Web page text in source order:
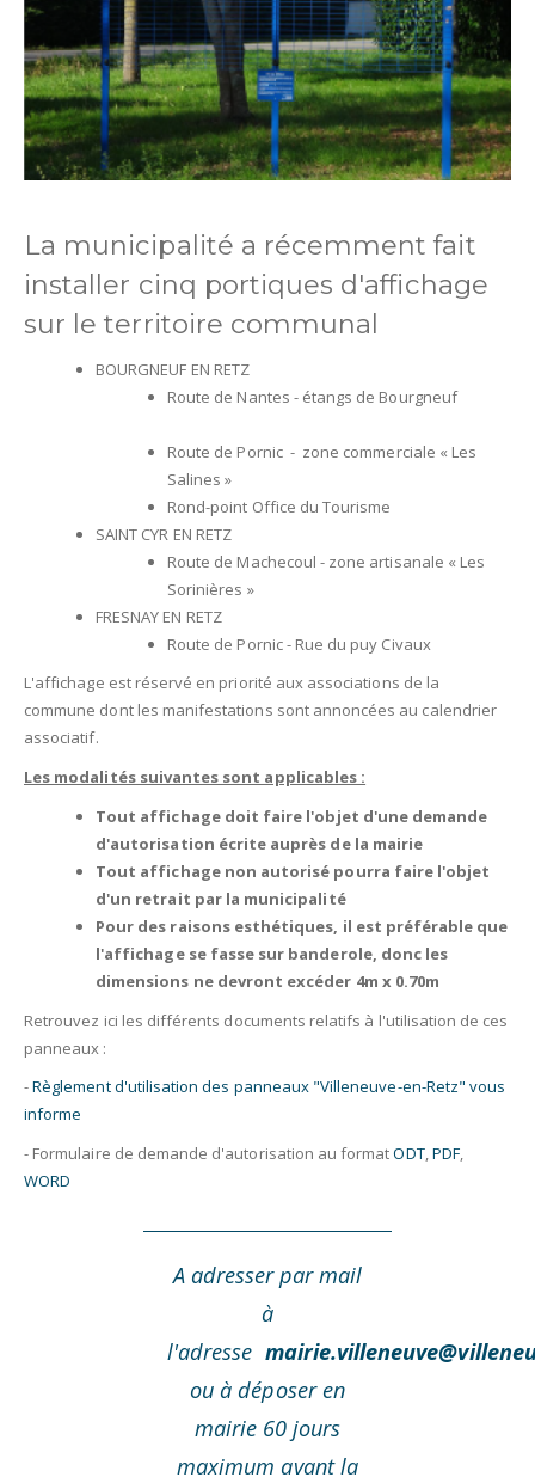
La municipalité a récemment fait
installer cinq portiques d'affichage
sur le territoire communal
BOURGNEUF EN RETZ
Route de Nantes - étangs de Bourgneuf
Route de Pornic - zone commerciale « Les
Salines »
Rond-point Office du Tourisme
SAINT CYR EN RETZ
Route de Machecoul - zone artisanale « Les
Sorinières »
FRESNAY EN RETZ
Route de Pornic - Rue du puy Civaux
L'affichage est réservé en priorité aux associations de la
commune dont les manifestations sont annoncées au calendrier
associatif.
Les modalités suivantes sont applicables :
Tout affichage doit faire l'objet d'une demande
d'autorisation écrite auprès de la mairie
Tout affichage non autorisé pourra faire l'objet
d'un retrait par la municipalité
Pour des raisons esthétiques, il est préférable que
l'affichage se fasse sur banderole, donc les
dimensions ne devront excéder 4m x 0.70m
Retrouvez ici les différents documents relatifs à l'utilisation de ces
panneaux :
-Règlement d'utilisation des panneaux "Villeneuve-en-Retz" vous
informe
- Formulaire de demande d'autorisation au formatODT,PDF,
WORD
A adresser par mail
à
l'adresse
ou à déposer en
mairie60 jours
maximum avant la